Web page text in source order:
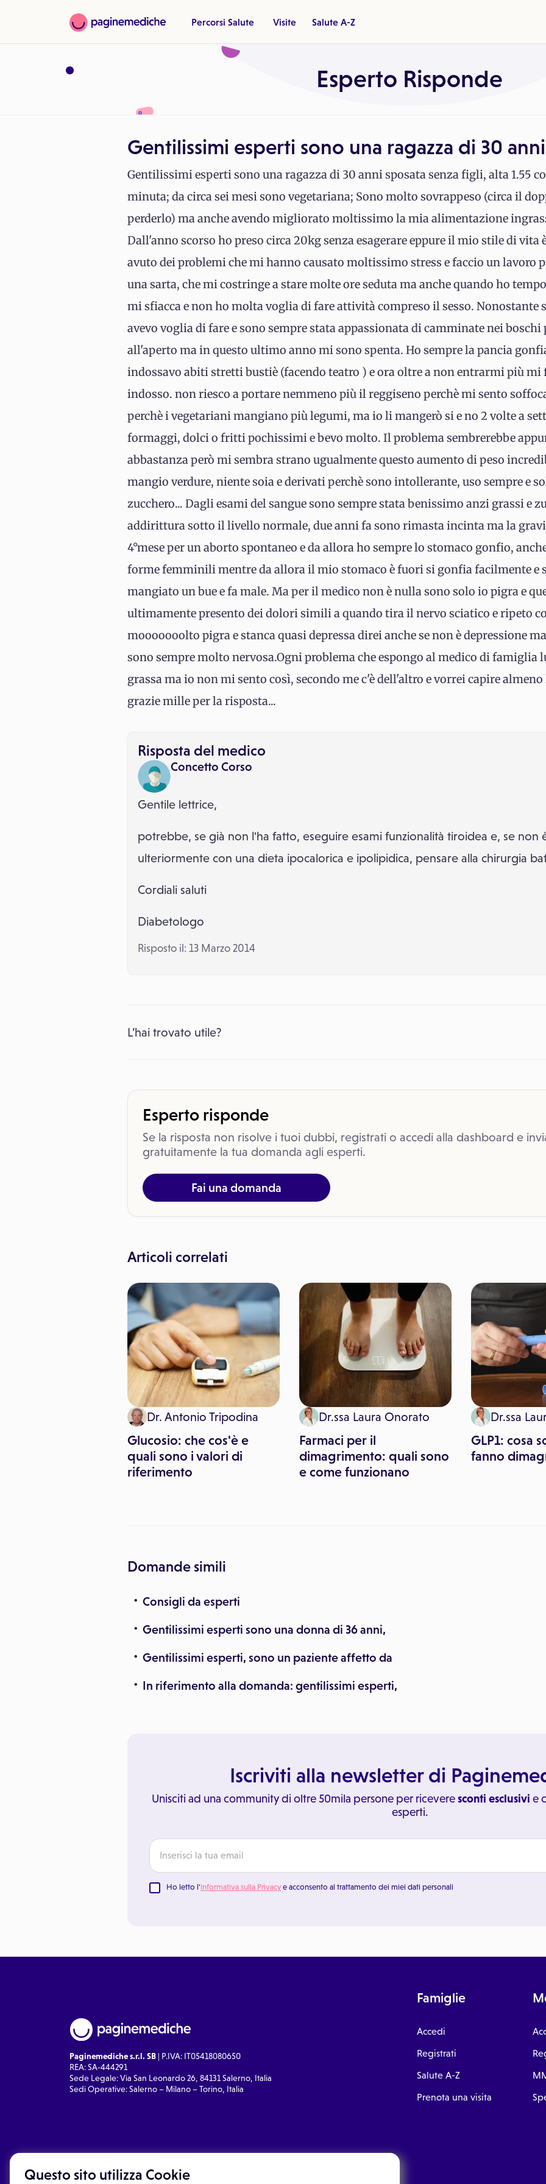
Questo sito utilizza Cookie
Percorsi Salute Visite Salute A-Z
Esperto Risponde
Gentilissimi esperti sono una ragazza di 30 anni
Gentilissimi esperti sono una ragazza di 30 anni sposata senza figli, alta 1.55
minuta; da circa sei mesi sono vegetariana; Sono molto sovrappeso (circa il
perderlo) ma anche avendo migliorato moltissimo la mia alimentazione
Dall'anno scorso ho preso circa 20kg senza esagerare eppure il mio stile di
avuto dei problemi che mi hanno causato moltissimo stress e faccio un lavoro
una sarta, che mi costringe a stare molte ore seduta ma anche quando ho
mi sfiacca e non ho molta voglia di fare attività compreso il sesso. Nonostante
avevo voglia di fare e sono sempre stata appassionata di camminate nei
all'aperto ma in questo ultimo anno mi sono spenta. Ho sempre la pancia
indossavo abiti stretti bustiè (facendo teatro ) e ora oltre a non entrarmi più
indosso. non riesco a portare nemmeno più il reggiseno perchè mi sento
perchè i vegetariani mangiano più legumi, ma io li mangerò si e no 2 volte a
formaggi, dolci o fritti pochissimi e bevo molto. Il problema sembrerebbe
abbastanza però mi sembra strano ugualmente questo aumento di peso
mangio verdure, niente soia e derivati perchè sono intollerante, uso sempre e
zucchero... Dagli esami del sangue sono sempre stata benissimo anzi grassi e
addirittura sotto il livello normale, due anni fa sono rimasta incinta ma la
4°mese per un aborto spontaneo e da allora ho sempre lo stomaco gonfio,
forme femminili mentre da allora il mio stomaco è fuori si gonfia facilmente e
mangiato un bue e fa male. Ma per il medico non è nulla sono solo io pigra e
ultimamente presento dei dolori simili a quando tira il nervo sciatico e ripeto
mooooooolto pigra e stanca quasi depressa direi anche se non è depressione
sono sempre molto nervosa.Ogni problema che espongo al medico di famiglia
grassa ma io non mi sento così, secondo me c'è dell'altro e vorrei capire
grazie mille per la risposta...
Risposta del medico
Concetto Corso
Gentile lettrice,
potrebbe, se già non l'ha fatto, eseguire esami funzionalità tiroidea e, se non
ulteriormente con una dieta ipocalorica e ipolipidica, pensare alla chirurgia
Cordiali saluti
Diabetologo
Risposto il: 13 Marzo 2014
L’hai trovato utile?
Esperto risponde
Se la risposta non risolve i tuoi dubbi, registrati o accedi alla dashboard e
gratuitamente la tua domanda agli esperti.
Fai una domanda
Articoli correlati
Dr. Antonio Tripodina
Glucosio: che cos'è e
quali sono i valori di
riferimento
Dr.ssa Laura Onorato
Farmaci per il
dimagrimento: quali sono
e come funzionano
Dr.ssa
GLP1: cosa
fanno
Domande simili
Consigli da esperti
Gentilissimi esperti sono una donna di 36 anni,
Gentilissimi esperti, sono un paziente affetto da
In riferimento alla domanda: gentilissimi esperti,
Iscriviti alla newsletter di
Unisciti ad una community di oltre 50mila persone per riceveresconti esclusivi e
esperti.
Ho letto l'Informativa sulla Privacy e acconsento al trattamento dei miei dati personali
Paginemediche s.r.l. SB | P.IVA: IT05418080650
REA: SA-444291
Sede Legale: Via San Leonardo 26, 84131 Salerno, Italia
Sedi Operative: Salerno – Milano – Torino, Italia
Famiglie
Accedi
Registrati
Salute A-Z
Prenota una visita